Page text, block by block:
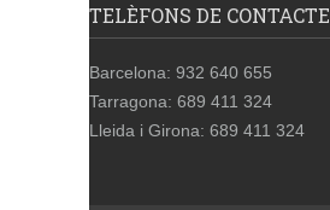
TELÈFONS DE CONTACTE
Barcelona: 932 640 655
Tarragona: 689 411 324
Lleida i Girona: 689 411 324